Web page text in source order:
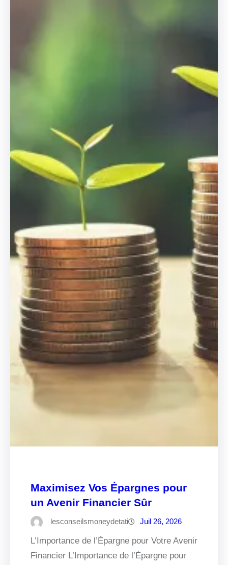
Maximisez Vos Épargnes pour
un Avenir Financier Sûr
lesconseilsmoneydetati Juil 26, 2026
L’Importance de l’Épargne pour Votre Avenir
Financier L’Importance de l’Épargne pour